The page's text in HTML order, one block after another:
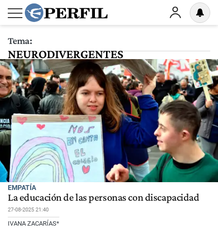
Tema:
NEURODIVERGENTES
EMPATÍA
La educación de las personas con discapacidad
27-08-2025 21:40
IVANA ZACARÍAS*